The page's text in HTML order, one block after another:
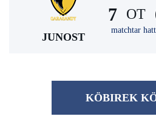
JUNOST
7 ОТ
matchtar
KÖBІREK